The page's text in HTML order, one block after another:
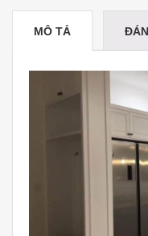
MÔ TẢ